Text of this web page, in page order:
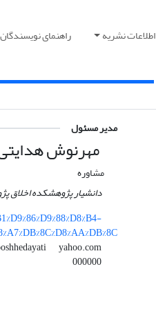
اطلاعات نشریه راهنمای نویسندگان
مدیر مسئول
مهرنوش
مشاوره
دانشیار پژوهشکده اخلاق
mehrnooshhedayati
yahoo.com
000000